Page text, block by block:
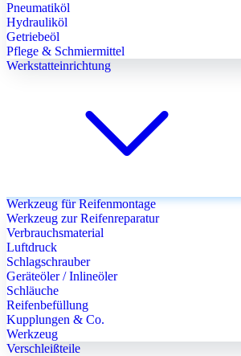
Pneumatiköl
Hydrauliköl
Getriebeöl
Pflege & Schmiermittel
Werkstatteinrichtung
Werkzeug für Reifenmontage
Werkzeug zur Reifenreparatur
Verbrauchsmaterial
Luftdruck
Schlagschrauber
Geräteöler / Inlineöler
Schläuche
Reifenbefüllung
Kupplungen & Co.
Werkzeug
Verschleißteile